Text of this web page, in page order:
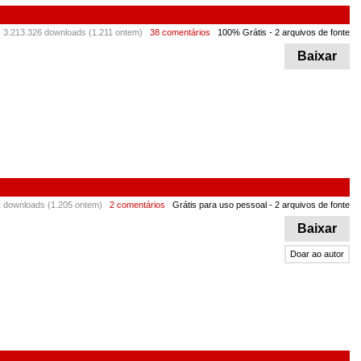
3.213.326 downloads (1.211 ontem) 38 comentários 100% Grátis - 2 arquivos de fonte
Baixar
downloads (1.205 ontem) 2 comentários Grátis para uso pessoal - 2 arquivos de fonte
Baixar
Doar ao autor